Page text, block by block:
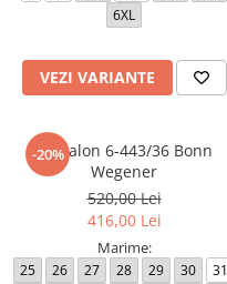
6XL
VEZI VARIANTE
-20%
Pantalon 6-443/36 Bonn
Wegener
520,00 Lei
416,00 Lei
Marime:
25 26 27 28 29 30
31